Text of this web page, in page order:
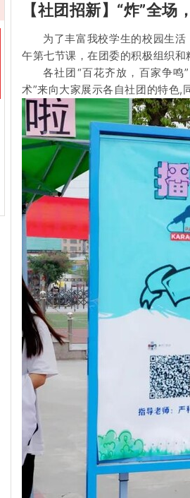
【社团招新】“炸”全
为了丰富我校学生的校园生
午第七节课，在团委的积极组织
各社团“百花齐放，百家争
术”来向大家展示各自社团的特色,